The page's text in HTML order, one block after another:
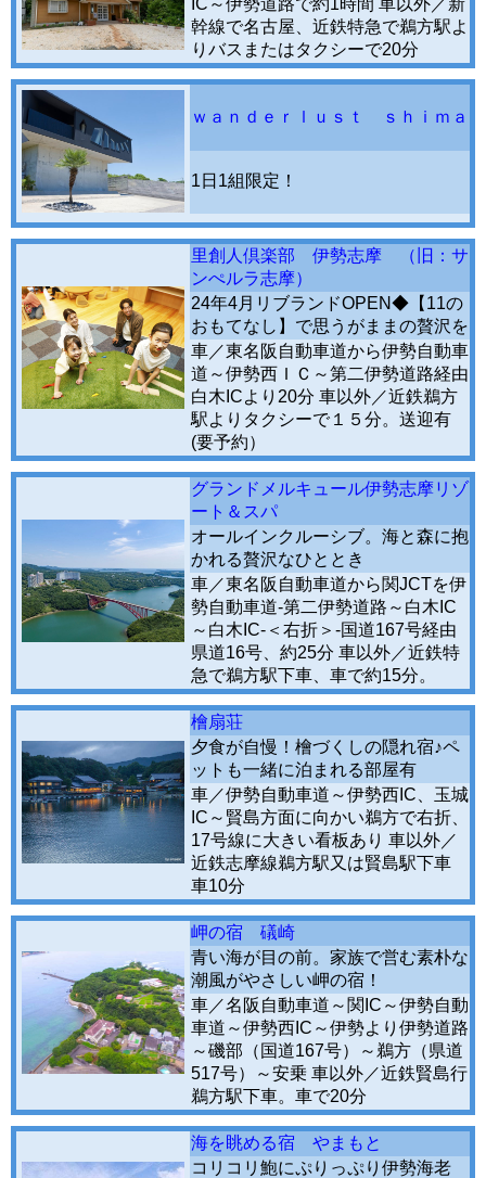
IC～伊勢道路で約1時間 車以外／新
幹線で名古屋、近鉄特急で鵜方駅よ
りバスまたはタクシーで20分
ｗａｎｄｅｒｌｕｓｔ ｓｈｉｍａ
1日1組限定！
里創人倶楽部 伊勢志摩 （旧：サ
ンぺルラ志摩）
24年4月リブランドOPEN◆【11の
おもてなし】で思うがままの贅沢を
車／東名阪自動車道から伊勢自動車
道～伊勢西ＩＣ～第二伊勢道路経由
白木ICより20分 車以外／近鉄鵜方
駅よりタクシーで１５分。送迎有
(要予約）
グランドメルキュール伊勢志摩リゾ
ート＆スパ
オールインクルーシブ。海と森に抱
かれる贅沢なひととき
車／東名阪自動車道から関JCTを伊
勢自動車道-第二伊勢道路～白木IC
～白木IC-＜右折＞-国道167号経由
県道16号、約25分 車以外／近鉄特
急で鵜方駅下車、車で約15分。
檜扇荘
夕食が自慢！檜づくしの隠れ宿♪ペ
ットも一緒に泊まれる部屋有
車／伊勢自動車道～伊勢西IC、玉城
IC～賢島方面に向かい鵜方で右折、
17号線に大きい看板あり 車以外／
近鉄志摩線鵜方駅又は賢島駅下車
車10分
岬の宿 礒崎
青い海が目の前。家族で営む素朴な
潮風がやさしい岬の宿！
車／名阪自動車道～関IC～伊勢自動
車道～伊勢西IC～伊勢より伊勢道路
～磯部（国道167号）～鵜方（県道
517号）～安乗 車以外／近鉄賢島行
鵜方駅下車。車で20分
海を眺める宿 やまもと
コリコリ鮑にぷりっぷり伊勢海老